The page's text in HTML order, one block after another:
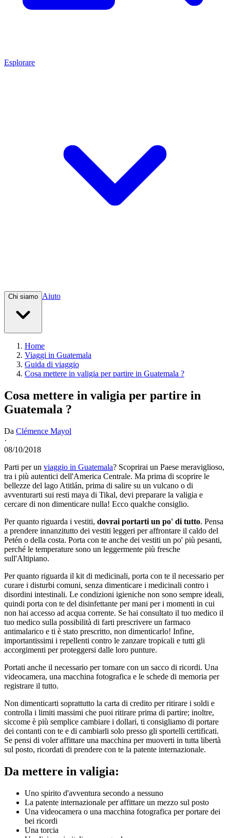
Esplorare
Chi siamo Aiuto
Home
Viaggi in Guatemala
Guida di viaggio
Cosa mettere in valigia per partire in Guatemala ?
Cosa mettere in valigia per partire in
Guatemala ?
Da Clémence Mayol
·
08/10/2018
Parti per un viaggio in Guatemala? Scoprirai un Paese meraviglioso,
tra i più autentici dell'America Centrale. Ma prima di scoprire le
bellezze del lago Atitlán, prima di salire su un vulcano o di
avventurarti sui resti maya di Tikal, devi preparare la valigia e
cercare di non dimenticare nulla! Ecco qualche consiglio.
Per quanto riguarda i vestiti, dovrai portarti un po' di tutto. Pensa
a prendere innanzitutto dei vestiti leggeri per affrontare il caldo del
Petén o della costa. Porta con te anche dei vestiti un po' più pesanti,
perché le temperature sono un leggermente più fresche
sull'Altipiano.
Per quanto riguarda il kit di medicinali, porta con te il necessario per
curare i disturbi comuni, senza dimenticare i medicinali contro i
disordini intestinali. Le condizioni igieniche non sono sempre ideali,
quindi porta con te del disinfettante per mani per i momenti in cui
non hai accesso ad acqua corrente. Se hai consultato il tuo medico il
tuo medico sulla possibilità di farti prescrivere un farmaco
antimalarico e ti è stato prescritto, non dimenticarlo! Infine,
importantissimi i repellenti contro le zanzare tropicali e tutti gli
accorgimenti per proteggersi dalle loro punture.
Portati anche il necessario per tornare con un sacco di ricordi. Una
videocamera, una macchina fotografica e le schede di memoria per
registrare il tutto.
Non dimenticarti soprattutto la carta di credito per ritirare i soldi e
controlla i limiti massimi che puoi ritirare prima di partire; inoltre,
siccome è più semplice cambiare i dollari, ti consigliamo di portare
dei contanti con te e di cambiarli solo presso gli sportelli certificati.
Se pensi di voler affittare una macchina per muoverti in tutta libertà
sul posto, ricordati di prendere con te la patente internazionale.
Da mettere in valigia:
Uno spirito d'avventura secondo a nessuno
La patente internazionale per affittare un mezzo sul posto
Una videocamera o una macchina fotografica per portare dei
bei ricordi
Una torcia